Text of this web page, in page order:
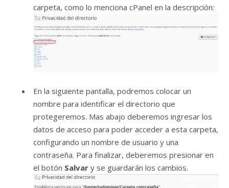
carpeta, como lo menciona cPanel en la descripción:
En la siguiente pantalla, podremos colocar un
nombre para identificar el directorio que
protegeremos. Mas abajo deberemos ingresar los
datos de acceso para poder acceder a esta carpeta,
configurando un nombre de usuario y una
contraseña. Para finalizar, deberemos presionar en
el botón Salvar y se guardarán los cambios.